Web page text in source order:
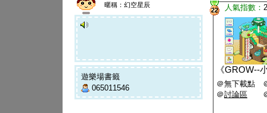
暱稱：幻空星辰
遊樂場書籤
065011546
22 人氣指數：
《GROW--
＠無下載點
＠討論區